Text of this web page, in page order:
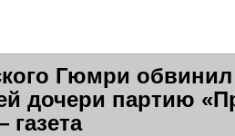
Гюмри обвинил
дочери партию